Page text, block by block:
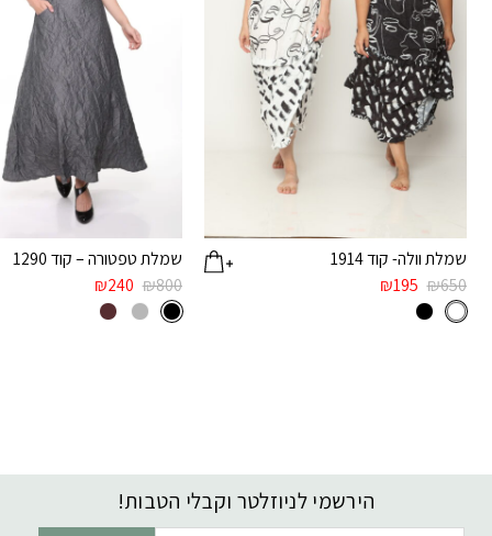
שמלת וולה- קוד 1914
₪650
₪195
שמלת טפטורה – קוד 1290
₪800
₪240
הירשמי לניוזלטר וקבלי הטבות!